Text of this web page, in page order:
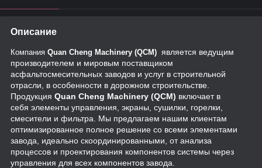
Описание
Компания Quan Cheng Machinery (QCM) является ведущим
производителем и мировым поставщиком
асфальтосмесительных заводов и услуг в строительной
отрасли, в особенности в дорожном строительстве.
Продукция Quan Cheng Machinery (QCM) включает в
себя элементы управления, экраны, сушилки, горелки,
смесители и фильтра. Мы предлагаем нашим клиентам
оптимизированное полное решение со всеми элементами
завода, идеально скоординированными, от анализа
процессов и проектирования компонентов системы через
управления для всех компонентов завода.